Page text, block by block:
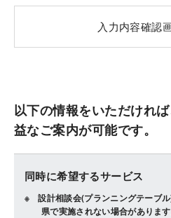
以下の情報をいただけれ
益なご案内が可能です。
同時に希望するサービス
設計相談会(プランニングテーブ
県で実施されない場合がありま